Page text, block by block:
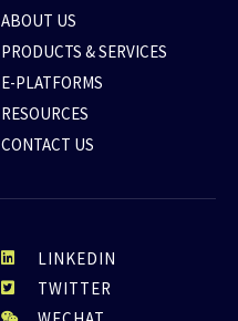
ABOUT US
PRODUCTS & SERVICES
E-PLATFORMS
RESOURCES
CONTACT US
LINKEDIN
TWITTER